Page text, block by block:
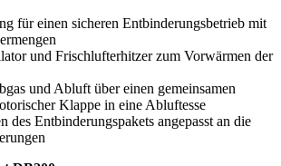
für einen sicheren Entbinderungsbetrieb mit
und Frischlufterhitzer zum Vorwärmen der
und Abluft über einen gemeinsamen
Klappe in eine Abluftesse
des Entbinderungspakets angepasst an die